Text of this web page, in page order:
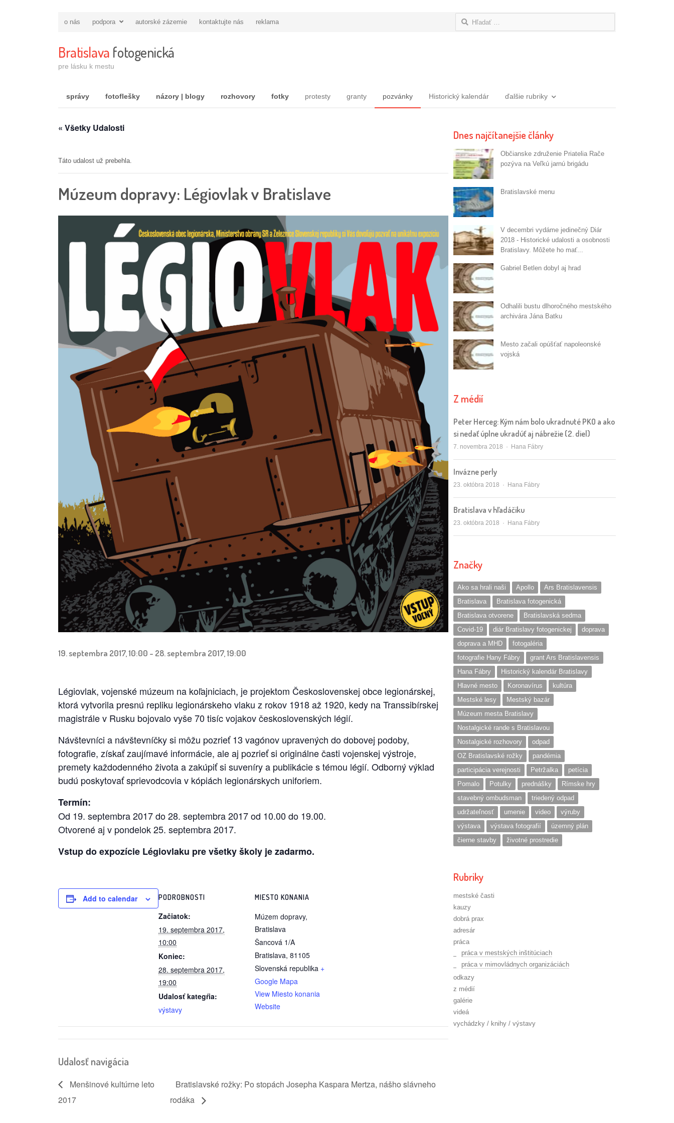
o nás podpora autorské zázemie kontaktujte nás reklama Hľadať:
Bratislava fotogenická
pre lásku k mestu
správy fotoflešky názory | blogy rozhovory fotky protesty granty pozvánky Historický kalendár ďalšie rubriky
« Všetky Udalosti
Táto udalost už prebehla.
Múzeum dopravy: Légiovlak v Bratislave
19. septembra 2017, 10:00 - 28. septembra 2017, 19:00
Légiovlak, vojenské múzeum na koľajniciach, je projektom Československej obce legionárskej,
ktorá vytvorila presnú repliku legionárskeho vlaku z rokov 1918 až 1920, kedy na Transsibírskej
magistrále v Rusku bojovalo vyše 70 tisíc vojakov československých légií.
Návštevníci a návštevníčky si môžu pozrieť 13 vagónov upravených do dobovej podoby,
fotografie, získať zaujímavé informácie, ale aj pozrieť si originálne časti vojenskej výstroje,
premety každodenného života a zakúpiť si suveníry a publikácie s témou légií. Odborný výklad
budú poskytovať sprievodcovia v kópiách legionárskych uniforiem.
Termín:
Od 19. septembra 2017 do 28. septembra 2017 od 10.00 do 19.00.
Otvorené aj v pondelok 25. septembra 2017.
Vstup do expozície Légiovlaku pre všetky školy je zadarmo.
Add to calendar PODROBNOSTI
Začiatok:
19. septembra 2017,
10:00
Koniec:
28. septembra 2017,
19:00
Udalosť kategŕia:
výstavy
MIESTO KONANIA
Múzem dopravy,
Bratislava
Šancová 1/A
Bratislava, 81105
Slovenská republika +
Google Mapa
View Miesto konania
Website
Udalosť navigácia
Menšinové kultúrne leto
2017
Bratislavské rožky: Po stopách Josepha Kaspara Mertza, nášho slávneho
rodáka
Dnes najčítanejšie články
Občianske združenie Priatelia Rače
pozýva na Veľkú jarnú brigádu
Bratislavské menu
V decembri vydáme jedinečný Diár
2018 - Historické udalosti a osobnosti
Bratislavy. Môžete ho mať...
Gabriel Betlen dobyl aj hrad
Odhalili bustu dlhoročného mestského
archivára Jána Batku
Mesto začali opúšťať napoleonské
vojská
Z médií
Peter Herceg: Kým nám bolo ukradnuté PKO a ako
si nedať úplne ukradúť aj nábrežie (2. diel)
7. novembra 2018 Autor/ka
Hana Fábry
Invázne perly
23. októbra 2018 Autor/ka
Hana Fábry
Bratislava v hľadáčiku
23. októbra 2018 Autor/ka
Hana Fábry
Značky
Ako sa hrali naši Apollo
Ars Bratislavensis
Bratislava
Bratislava fotogenická
Bratislava otvorene
Bratislavská sedma
Covid-19
diár Bratislavy fotogenickej
doprava
doprava a MHD
fotogaléria
fotografie Hany Fábry
grant Ars Bratislavensis
Hana Fábry
Historický kalendár Bratislavy
Hlavné mesto
Koronavírus
kultúra
Mestské lesy
Mestský bazár
Múzeum mesta Bratislavy
Nostalgické rande s Bratislavou
Nostalgické rozhovory
odpad
OZ Bratislavské rožky
pandémia
participácia verejnosti
Petržalka
petícia
Pomalo
Potulky prednášky
Rímske hry
stavebný ombudsman
triedený odpad
udržateľnosť
umenie video
výruby
výstava
výstava fotografií
územný plán
čierne stavby
životné prostredie
Rubriky
mestské časti
kauzy
dobrá prax
adresár
práca
práca v mestských inštitúciach
práca v mimovládnych organizáciách
odkazy
z médií
galérie
videá
vychádzky / knihy / výstavy